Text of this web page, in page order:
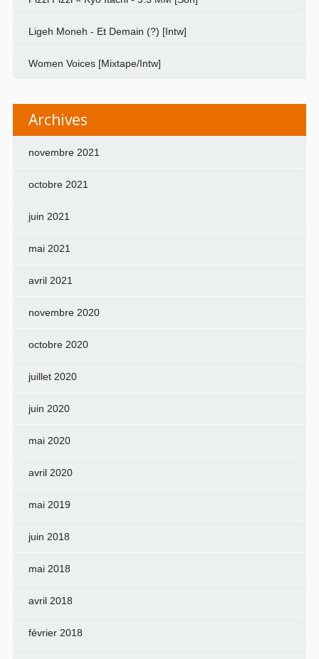
Ligeh Moneh - Et Demain (?) [Intw]
Women Voices [Mixtape/Intw]
Archives
novembre 2021
octobre 2021
juin 2021
mai 2021
avril 2021
novembre 2020
octobre 2020
juillet 2020
juin 2020
mai 2020
avril 2020
mai 2019
juin 2018
mai 2018
avril 2018
février 2018